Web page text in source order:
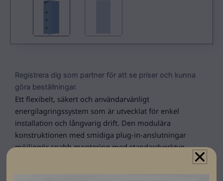
Registrera dig som partner för att se priser och kunna
göra beställningar.
Ett flexibelt, säkert och användarvänligt
energilagringssystem som är utvecklat för enkel
installation och långvarig drift. Den modulära
konstruktionen med smidiga plug-in-anslutningar
möjliggör snabb montering med standardverktyg,
samtidigt som den robusta designen säkerställer stabil